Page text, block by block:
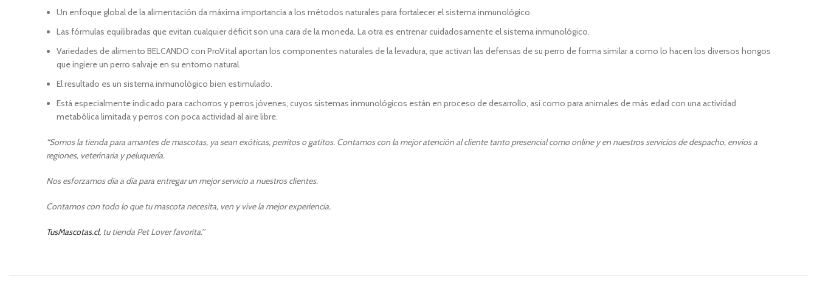
Un enfoque global de la alimentación da máxima importancia a los métodos naturales para fortalecer el sistema inmunológico.
Las fórmulas equilibradas que evitan cualquier déficit son una cara de la moneda. La otra es entrenar cuidadosamente el sistema inmunológico.
Variedades de alimento BELCANDO con ProVital aportan los componentes naturales de la levadura, que activan las defensas de su perro de forma similar a como lo hacen los diversos hongos
que ingiere un perro salvaje en su entorno natural.
El resultado es un sistema inmunológico bien estimulado.
Está especialmente indicado para cachorros y perros jóvenes, cuyos sistemas inmunológicos están en proceso de desarrollo, así como para animales de más edad con una actividad
metabólica limitada y perros con poca actividad al aire libre.
“Somos la tienda para amantes de mascotas, ya sean exóticas, perritos o gatitos. Contamos con la mejor atención al cliente tanto presencial como online y en nuestros servicios de despacho, envíos a
regiones, veterinaria y peluquería.
Nos esforzamos día a día para entregar un mejor servicio a nuestros clientes.
Contamos con todo lo que tu mascota necesita, ven y vive la mejor experiencia.
TusMascotas.cl, tu tienda Pet Lover favorita.’’